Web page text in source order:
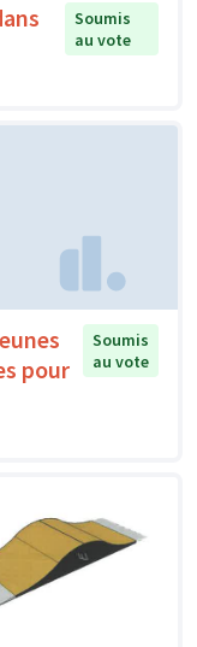
Soumis
au vote
pour
Soumis
au vote